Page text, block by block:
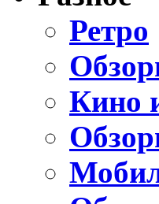
Ретро
Кино